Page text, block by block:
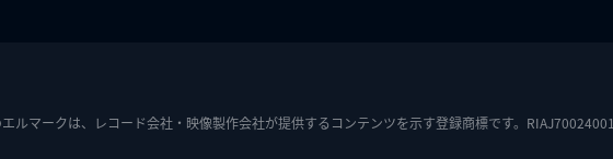
エルマークは、レコード会社・映像製作会社が提供するコンテンツを示す登録商標です。RIAJ70024001